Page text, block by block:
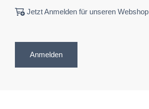
Jetzt Anmelden für unseren Webshop
Anmelden